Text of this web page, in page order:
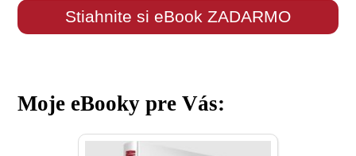
Stiahnite si eBook ZADARMO
Moje eBooky pre Vás: